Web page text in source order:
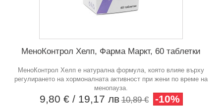
МеноКонтрол Хелп, Фарма Маркт, 60 таблетки
МеноКонтрол Хелп е натурална формула, която влияе върху
регулирането на хормоналната активност при жени по време на
менопауза.
9,80 € / 19,17 лв 10,89 € -10%